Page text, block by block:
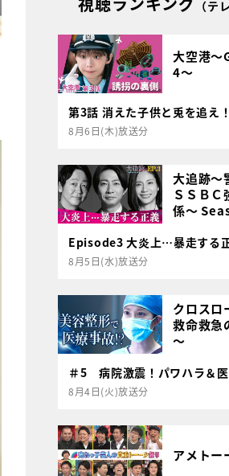
（テ
大空港～
4～
第3話 消えた子供と兎を追え！
8月6日(木)放送分
大追跡～
ＳＳＢＣ
係～
Episode3 大炎上…暴走する
8月5日(水)放送分
クロスロ
救命救急
～
＃5 病院激震！パワハラ＆
8月4日(火)放送分
アメトー